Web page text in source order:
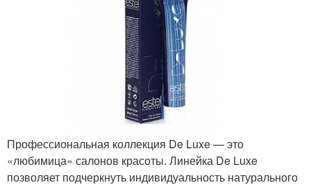
Профессиональная коллекция De Luxe — это
«любимица» салонов красоты. Линейка De Luxe
позволяет подчеркнуть индивидуальность натурального